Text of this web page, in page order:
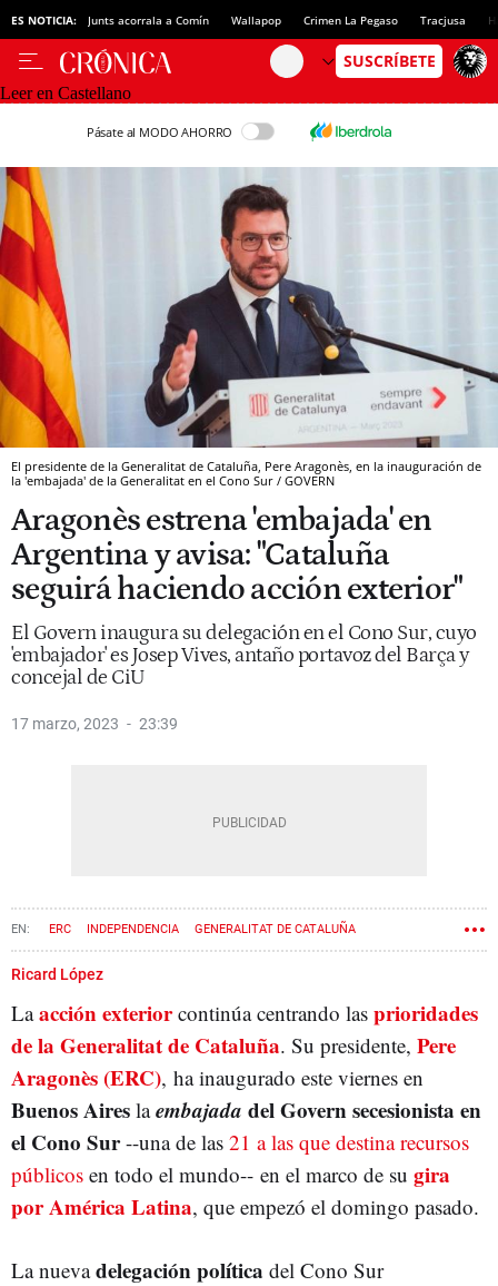
ES NOTICIA: Junts acorrala a Comín Wallapop Crimen La Pegaso Tracjusa
Leer en Castellano
Pásate al MODO AHORRO
El presidente de la Generalitat de Cataluña, Pere Aragonès, en la inauguración de
la 'embajada' de la Generalitat en el Cono Sur / GOVERN
Aragonès estrena 'embajada' en
Argentina y avisa: "Cataluña
seguirá haciendo acción exterior"
El Govern inaugura su delegación en el Cono Sur, cuyo
'embajador' es Josep Vives, antaño portavoz del Barça y
concejal de CiU
17 marzo, 2023 23:39
ERC INDEPENDENCIA GENERALITAT DE CATALUÑA
NACIONALISMO
PERE ARAGONÈS DEPARTAMENTO DE ACCIÓN EXTERIOR
Ricard López
Laacción exteriorcontinúa centrando las prioridades
de la Generalitat de Cataluña. Su presidente, Pere
Aragonès (ERC), ha inaugurado este viernes en
Buenos Aires laembajada del Govern secesionista en
el Cono Sur--una de las 21 a las que destina recursos
públicos en todo el mundo-- en el marco de su gira
por América Latina, que empezó el domingo pasado.
La nuevadelegación política del Cono Sur